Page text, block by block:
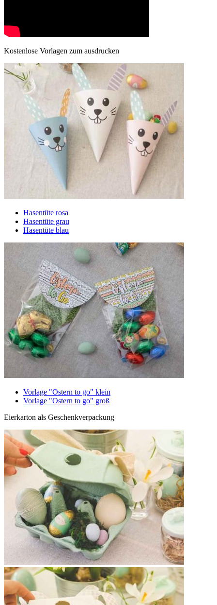
Kostenlose Vorlagen zum ausdrucken
Hasentüte rosa
Hasentüte grau
Hasentüte blau
Vorlage "Ostern to go" klein
Vorlage "Ostern to go" groß
Eierkarton als Geschenkverpackung